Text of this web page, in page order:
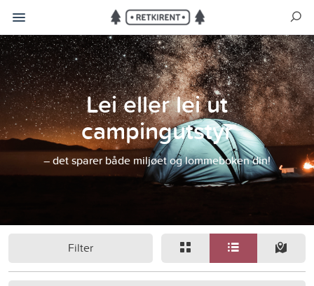
Lei eller lei ut
campingutstyr
– det sparer både miljøet og lommeboken din!
Filter